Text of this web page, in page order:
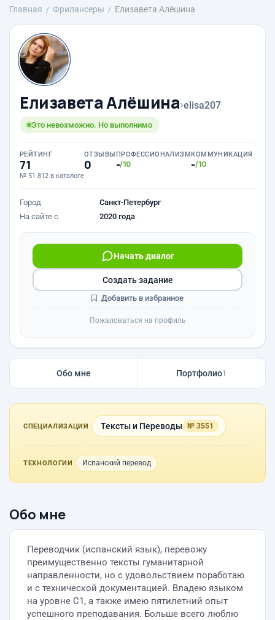
Главная Фрилансеры Елизавета Алёшина
Елизавета Алёшина›elisa207
Это невозможно. Но выполнимо
РЕЙТИНГ
71
№ 51 812 в каталоге
ОТЗЫВЫ
0
ПРОФЕССИОНАЛИЗМ
-/10
КОММУНИКАЦИЯ
-/10
Город
Санкт-Петербург
На сайте с
2020 года
Начать диалог
Создать задание
Добавить в избранное
Пожаловаться на профиль
Обо мне Портфолио1
СПЕЦИАЛИЗАЦИИ Тексты и Переводы № 3551
ТЕХНОЛОГИИ Испанский перевод
Обо мне
Переводчик (испанский язык), перевожу
преимущественно тексты гуманитарной
направленности, но с удовольствием поработаю
и с технической документацией. Владею языком
на уровне C1, а также имею пятилетний опыт
успешного преподавания. Больше всего люблю